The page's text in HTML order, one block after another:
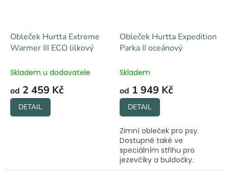
Obleček Hurtta Extreme
Warmer III ECO lilkový
Skladem u dodavatele
od 2 459 Kč
DETAIL
Obleček Hurtta Expedition
Parka II oceánový
Skladem
od 1 949 Kč
DETAIL
Zimní obleček pro psy.
Dostupné také ve
speciálním střihu pro
jezevčíky a buldočky.